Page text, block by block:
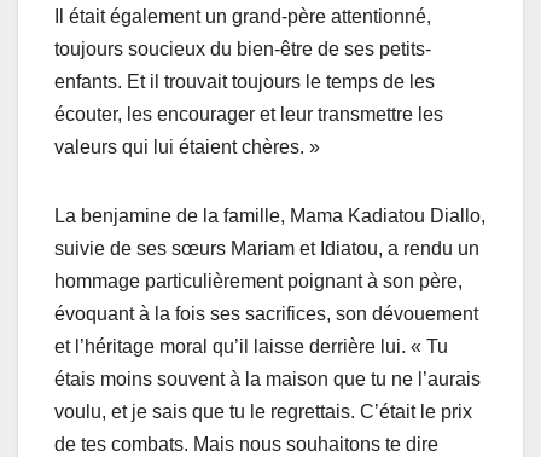
Il était également un grand-père attentionné,
toujours soucieux du bien-être de ses petits-
enfants. Et il trouvait toujours le temps de les
écouter, les encourager et leur transmettre les
valeurs qui lui étaient chères. »
La benjamine de la famille, Mama Kadiatou Diallo,
suivie de ses sœurs Mariam et Idiatou, a rendu un
hommage particulièrement poignant à son père,
évoquant à la fois ses sacrifices, son dévouement
et l’héritage moral qu’il laisse derrière lui. « Tu
étais moins souvent à la maison que tu ne l’aurais
voulu, et je sais que tu le regrettais. C’était le prix
de tes combats. Mais nous souhaitons te dire